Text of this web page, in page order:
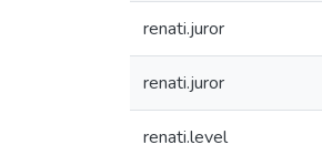
renati.juror
renati.juror
renati.level